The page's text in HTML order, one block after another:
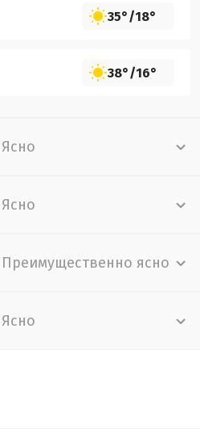
35°/18°
38°/16°
Ясно
Ясно
Преимущественно ясно
Ясно